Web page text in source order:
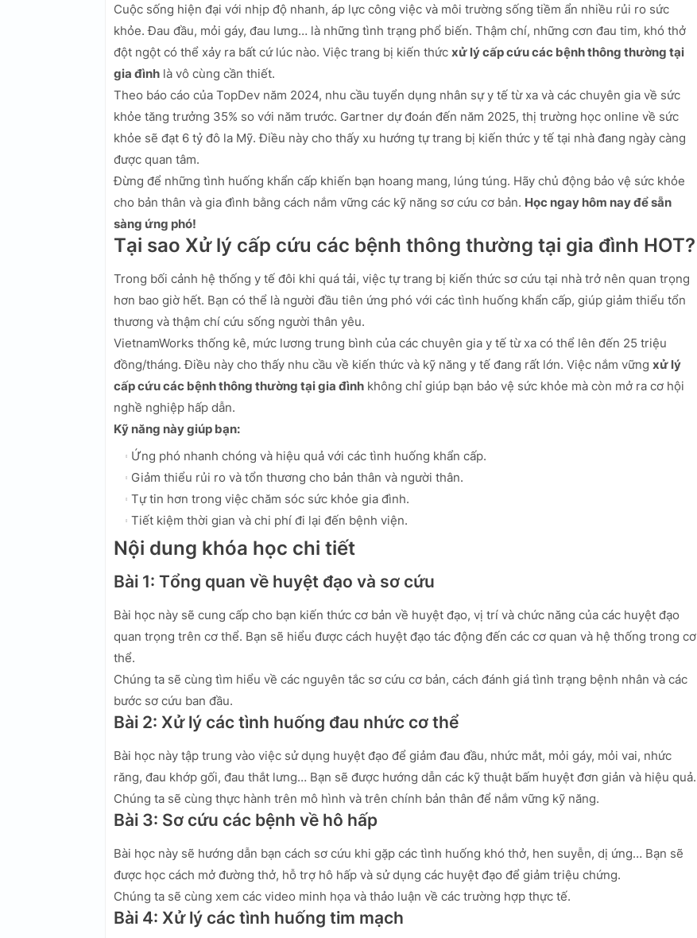
Cuộc sống hiện đại với nhịp độ nhanh, áp lực công việc và môi trường sống tiềm ẩn nhiều rủi ro sức
khỏe. Đau đầu, mỏi gáy, đau lưng… là những tình trạng phổ biến. Thậm chí, những cơn đau tim, khó thở
đột ngột có thể xảy ra bất cứ lúc nào. Việc trang bị kiến thức xử lý cấp cứu các bệnh thông thường tại
gia đình là vô cùng cần thiết.
Theo báo cáo của TopDev năm 2024, nhu cầu tuyển dụng nhân sự y tế từ xa và các chuyên gia về sức
khỏe tăng trưởng 35% so với năm trước. Gartner dự đoán đến năm 2025, thị trường học online về sức
khỏe sẽ đạt 6 tỷ đô la Mỹ. Điều này cho thấy xu hướng tự trang bị kiến thức y tế tại nhà đang ngày càng
được quan tâm.
Đừng để những tình huống khẩn cấp khiến bạn hoang mang, lúng túng. Hãy chủ động bảo vệ sức khỏe
cho bản thân và gia đình bằng cách nắm vững các kỹ năng sơ cứu cơ bản. Học ngay hôm nay để sẵn
sàng ứng phó!
Tại sao Xử lý cấp cứu các bệnh thông thường tại gia đình HOT?
Trong bối cảnh hệ thống y tế đôi khi quá tải, việc tự trang bị kiến thức sơ cứu tại nhà trở nên quan trọng
hơn bao giờ hết. Bạn có thể là người đầu tiên ứng phó với các tình huống khẩn cấp, giúp giảm thiểu tổn
thương và thậm chí cứu sống người thân yêu.
VietnamWorks thống kê, mức lương trung bình của các chuyên gia y tế từ xa có thể lên đến 25 triệu
đồng/tháng. Điều này cho thấy nhu cầu về kiến thức và kỹ năng y tế đang rất lớn. Việc nắm vững xử lý
cấp cứu các bệnh thông thường tại gia đình không chỉ giúp bạn bảo vệ sức khỏe mà còn mở ra cơ hội
nghề nghiệp hấp dẫn.
Kỹ năng này giúp bạn:
Ứng phó nhanh chóng và hiệu quả với các tình huống khẩn cấp.
Giảm thiểu rủi ro và tổn thương cho bản thân và người thân.
Tự tin hơn trong việc chăm sóc sức khỏe gia đình.
Tiết kiệm thời gian và chi phí đi lại đến bệnh viện.
Nội dung khóa học chi tiết
Bài 1: Tổng quan về huyệt đạo và sơ cứu
Bài học này sẽ cung cấp cho bạn kiến thức cơ bản về huyệt đạo, vị trí và chức năng của các huyệt đạo
quan trọng trên cơ thể. Bạn sẽ hiểu được cách huyệt đạo tác động đến các cơ quan và hệ thống trong cơ
thể.
Chúng ta sẽ cùng tìm hiểu về các nguyên tắc sơ cứu cơ bản, cách đánh giá tình trạng bệnh nhân và các
bước sơ cứu ban đầu.
Bài 2: Xử lý các tình huống đau nhức cơ thể
Bài học này tập trung vào việc sử dụng huyệt đạo để giảm đau đầu, nhức mắt, mỏi gáy, mỏi vai, nhức
răng, đau khớp gối, đau thắt lưng… Bạn sẽ được hướng dẫn các kỹ thuật bấm huyệt đơn giản và hiệu quả.
Chúng ta sẽ cùng thực hành trên mô hình và trên chính bản thân để nắm vững kỹ năng.
Bài 3: Sơ cứu các bệnh về hô hấp
Bài học này sẽ hướng dẫn bạn cách sơ cứu khi gặp các tình huống khó thở, hen suyễn, dị ứng… Bạn sẽ
được học cách mở đường thở, hỗ trợ hô hấp và sử dụng các huyệt đạo để giảm triệu chứng.
Chúng ta sẽ cùng xem các video minh họa và thảo luận về các trường hợp thực tế.
Bài 4: Xử lý các tình huống tim mạch